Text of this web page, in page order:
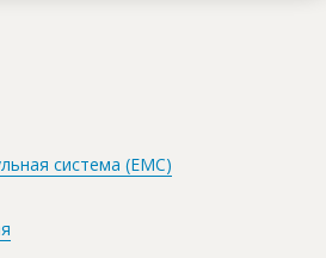
система (ЕМС)